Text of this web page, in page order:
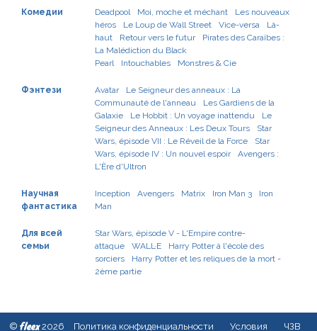
Комедии Deadpool Moi, moche et méchant
Les nouveaux
héros
Le Loup de Wall Street Vice-versa
Là-
haut
Retour vers le futur
Pirates des Caraïbes :
La Malédiction du Black
Pearl
Intouchables Monstres & Cie
Фэнтези Avatar
Le Seigneur des anneaux : La
Communauté de l'anneau
Les Gardiens de la
Galaxie
Le Hobbit : Un voyage inattendu
Le
Seigneur des Anneaux : Les Deux Tours
Star
Wars, épisode VII : Le Réveil de la Force
Star
Wars, épisode IV : Un nouvel espoir
Avengers :
L'Ère d'Ultron
Научная
фантастика
Inception Avengers Matrix Iron Man 3
Iron
Man
Для всей
семьи
Star Wars, épisode V - L'Empire contre-
attaque
WALL·E
Harry Potter à l'école des
sorciers
Harry Potter et les reliques de la mort -
2ème partie
© fleex2026 Политика конфиденциальности Условия ЧЗВ